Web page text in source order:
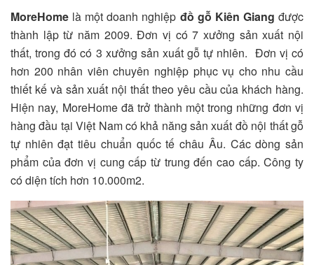
MoreHome là một doanh nghiệp đồ gỗ Kiên Giang được
thành lập từ năm 2009. Đơn vị có 7 xưởng sản xuất nội
thất, trong đó có 3 xưởng sản xuất gỗ tự nhiên. Đơn vị có
hơn 200 nhân viên chuyên nghiệp phục vụ cho nhu cầu
thiết kế và sản xuất nội thất theo yêu cầu của khách hàng.
Hiện nay, MoreHome đã trở thành một trong những đơn vị
hàng đầu tại Việt Nam có khả năng sản xuất đồ nội thất gỗ
tự nhiên đạt tiêu chuẩn quốc tế châu Âu. Các dòng sản
phẩm của đơn vị cung cấp từ trung đến cao cấp. Công ty
có diện tích hơn 10.000m2.